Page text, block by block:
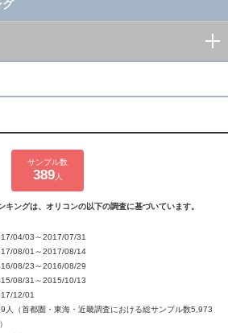
グ
サンプル数
389人
キングは、オリコンの以下の調査に基づいています。
04/03～2017/07/31
08/01～2017/08/14
08/23～2016/08/29
08/31～2015/10/13
12/01
人（首都圏・東海・近畿調査における総サンプル数5,973